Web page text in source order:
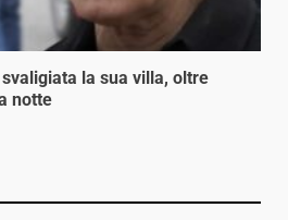
la sua villa, oltre
notte